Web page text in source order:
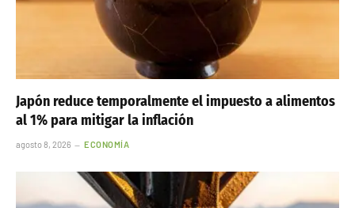
Japón reduce temporalmente el impuesto a alimentos
al 1% para mitigar la inflación
agosto 8, 2026 ECONOMÍA